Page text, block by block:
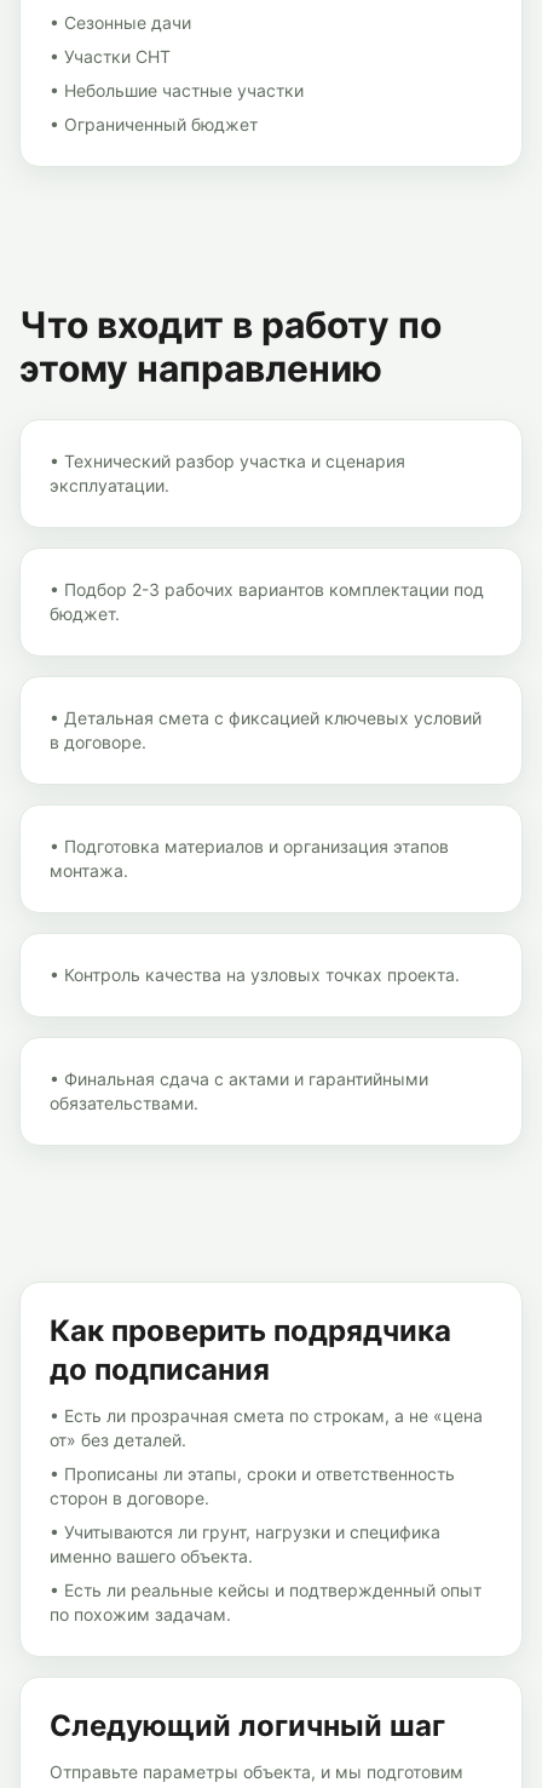
• Сезонные дачи
• Участки СНТ
• Небольшие частные участки
• Ограниченный бюджет
Что входит в работу по
этому направлению
• Технический разбор участка и сценария
эксплуатации.
• Подбор 2-3 рабочих вариантов комплектации под
бюджет.
• Детальная смета с фиксацией ключевых условий
в договоре.
• Подготовка материалов и организация этапов
монтажа.
• Контроль качества на узловых точках проекта.
• Финальная сдача с актами и гарантийными
обязательствами.
Как проверить подрядчика
до подписания
• Есть ли прозрачная смета по строкам, а не «цена
от» без деталей.
• Прописаны ли этапы, сроки и ответственность
сторон в договоре.
• Учитываются ли грунт, нагрузки и специфика
именно вашего объекта.
• Есть ли реальные кейсы и подтвержденный опыт
по похожим задачам.
Следующий логичный шаг
Отправьте параметры объекта, и мы подготовим